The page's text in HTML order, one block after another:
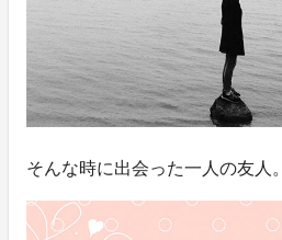
そんな時に出会った一人の友人。